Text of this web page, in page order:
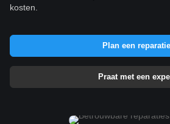
kosten.
Plan een reparatie
Praat met een